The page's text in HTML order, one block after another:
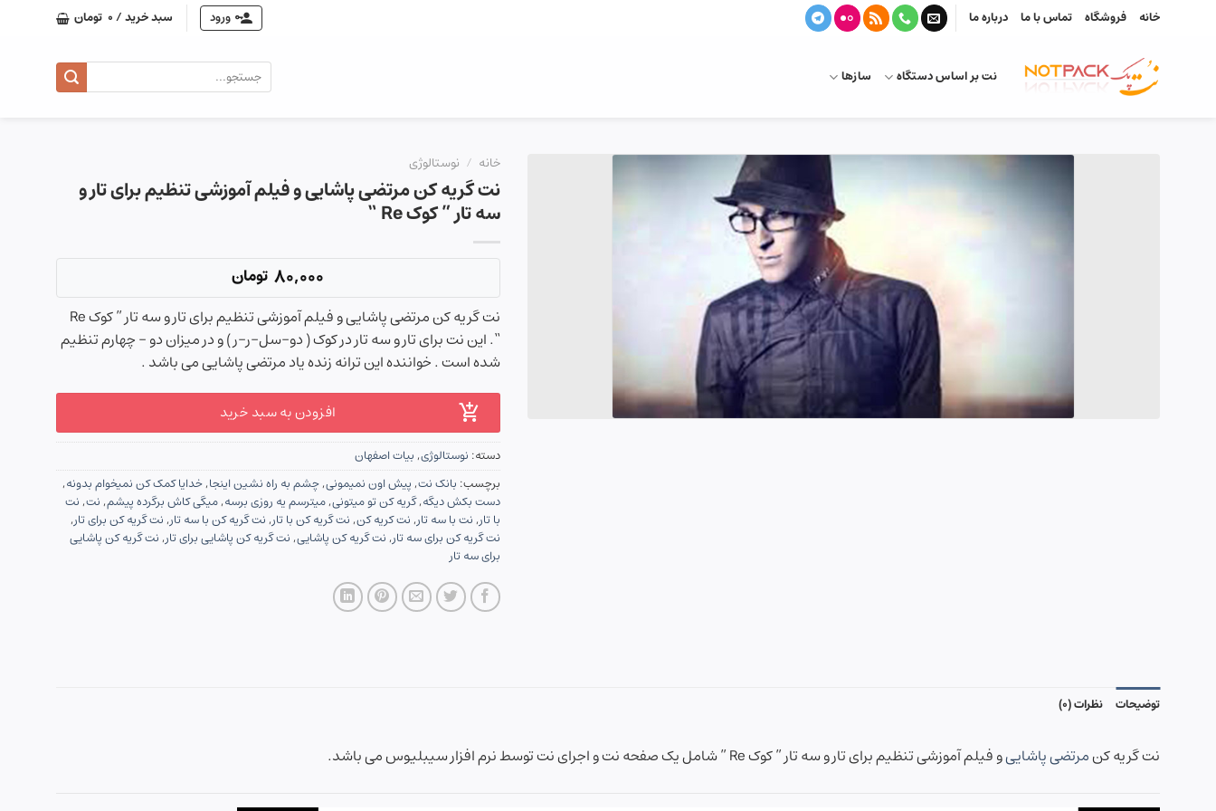
خانه فروشگاه تماس با ما درباره ما ورود سبد خرید /0 تومان
نت بر اساس دستگاه سازها
جستجو
برای:
خانه / نوستالوژی
نت گریه کن مرتضی پاشایی و فیلم آموزشی تنظیم برای تار و
سه تار ” کوک Re “
80,000 تومان
نت گریه کن مرتضی پاشایی و فیلم آموزشی تنظیم برای تار و سه تار ” کوک Re
“. این نت برای تار و سه تار در کوک ( دو-سل-ر-ر ) و در میزان دو – چهارم تنظیم
شده است . خواننده این ترانه زنده یاد مرتضی پاشایی می باشد .
افزودن به سبد خرید
دسته: نوستالوژی,بیات اصفهان
برچسب: بانک نت,پیش اون نمیمونی,چشم به راه نشین اینجا,خدایا کمک کن نمیخوام بدونه,
دست بکش دیگه,گریه کن تو میتونی,میترسم یه روزی برسه,میگی کاش برگرده پیشم,نت,نت
با تار,نت با سه تار,نت کریه کن,نت گریه کن با تار,نت گریه کن با سه تار,نت گریه کن برای تار,
نت گریه کن برای سه تار,نت گریه کن پاشایی,نت گریه کن پاشایی برای تار,نت گریه کن پاشایی
برای سه تار
توضیحات نظرات (0)
نت گریه کنمرتضی پاشاییو فیلم آموزشی تنظیم برای تار و سه تار ” کوک Re ” شامل یک صفحه نت و اجرای نت توسط نرم افزار سیبلیوس می باشد.